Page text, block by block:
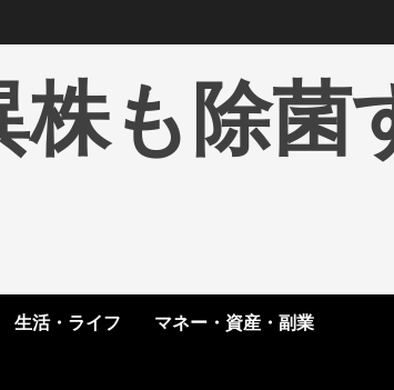
も除菌
生活・ライフ マネー・資産・副業